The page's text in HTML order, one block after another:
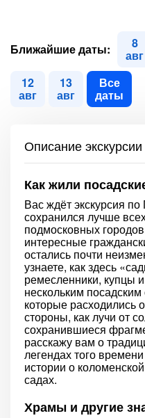
Ближайшие даты: 8
авг
12
авг
13
авг
Все
даты
Описание экскурсии
Как жили
Вас ждёт экскурсия
сохранился лучше
подмосковных
интересные
остались почти
узнаете, как здесь
ремесленники, купцы
нескольким
которые расходились
стороны, как лучи от
сохранившиеся
расскажу вам о
легендах того
истории о
садах.
Храмы и другие